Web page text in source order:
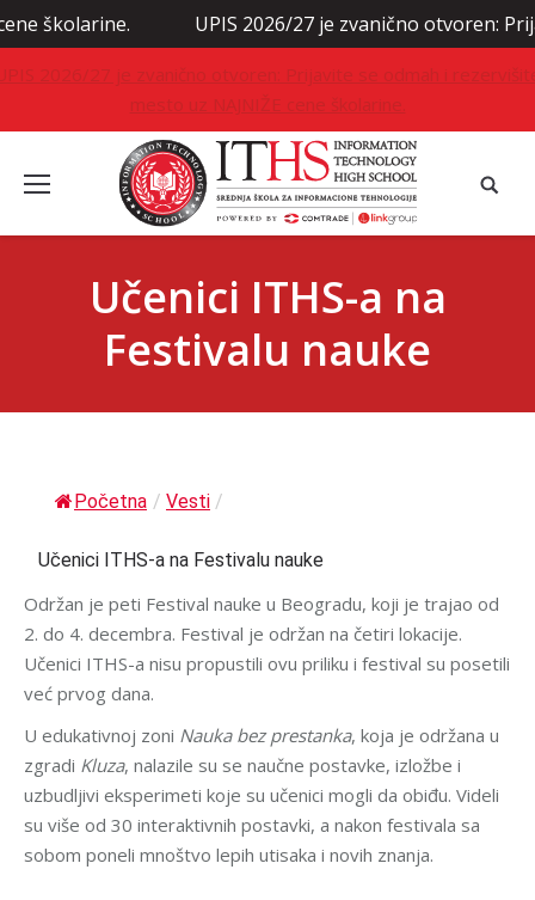
UPIS 2026/27 je zvanično otvoren:
2026/27 je zvanično otvoren: Prijavite se odmah i
mesto uz NAJNIŽE cene školarine.
Učenici ITHS-a na
Festivalu nauke
Početna / Vesti /
Učenici ITHS-a na Festivalu nauke
Održan je peti Festival nauke u Beogradu, koji je trajao od
2. do 4. decembra. Festival je održan na četiri lokacije.
Učenici ITHS-a nisu propustili ovu priliku i festival su posetili
već prvog dana.
U edukativnoj zoni Nauka bez prestanka, koja je održana u
zgradi Kluza, nalazile su se naučne postavke, izložbe i
uzbudljivi eksperimeti koje su učenici mogli da obiđu. Videli
su više od 30 interaktivnih postavki, a nakon festivala sa
sobom poneli mnoštvo lepih utisaka i novih znanja.